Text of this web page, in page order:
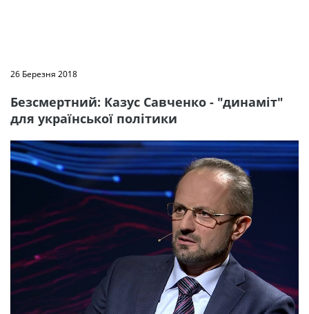
26 Березня 2018
Безсмертний: Казус Савченко - "динаміт"
для української політики